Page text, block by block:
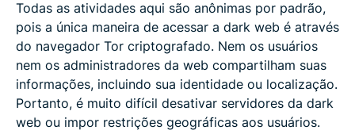
Todas as atividades aqui são anônimas por padrão,
pois a única maneira de acessar a dark web é através
do navegador Tor criptografado. Nem os usuários
nem os administradores da web compartilham suas
informações, incluindo sua identidade ou localização.
Portanto, é muito difícil desativar servidores da dark
web ou impor restrições geográficas aos usuários.